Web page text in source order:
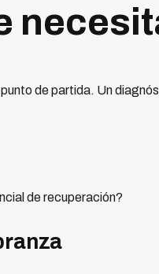
de partida. Un
de recuperación?